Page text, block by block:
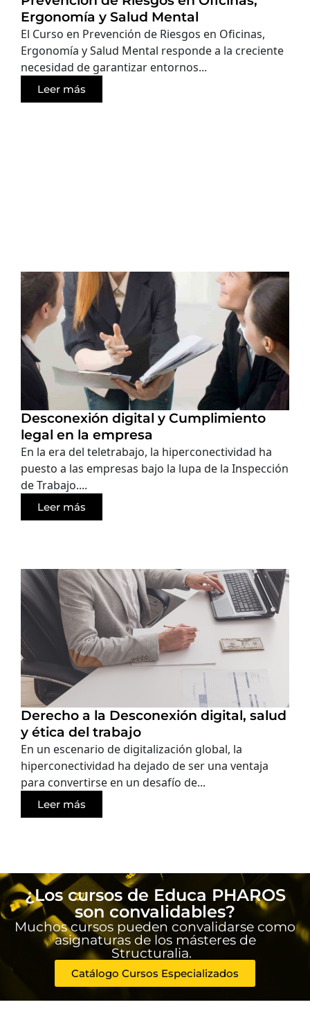
Ergonomía y Salud Mental
El Curso en Prevención de Riesgos en Oficinas,
Ergonomía y Salud Mental responde a la creciente
necesidad de garantizar entornos...
Leer más
Desconexión digital y Cumplimiento
legal en la empresa
En la era del teletrabajo, la hiperconectividad ha
puesto a las empresas bajo la lupa de la Inspección
de Trabajo....
Leer más
Derecho a la Desconexión digital, salud
y ética del trabajo
En un escenario de digitalización global, la
hiperconectividad ha dejado de ser una ventaja
para convertirse en un desafío de...
Leer más
¿Los cursos de Educa PHAROS
son convalidables?
Muchos cursos pueden convalidarse como
asignaturas de los másteres de
Structuralia.
Catálogo Cursos Especializados